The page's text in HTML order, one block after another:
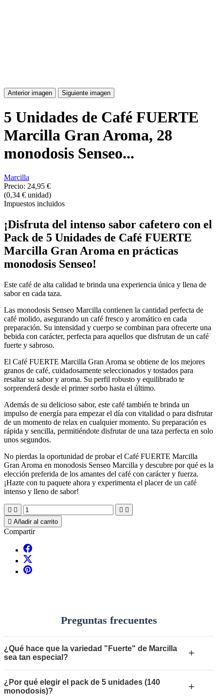
Anterior imagen Siguiente imagen
5 Unidades de Café FUERTE
Marcilla Gran Aroma, 28
monodosis Senseo...
Marcilla
Precio: 24,95 €
(0,34 € unidad)
Impuestos incluidos
¡Disfruta del intenso sabor cafetero con el
Pack de 5 Unidades de Café FUERTE
Marcilla Gran Aroma en prácticas
monodosis Senseo!
Este café de alta calidad te brinda una experiencia única y llena de
sabor en cada taza.
Las monodosis Senseo Marcilla contienen la cantidad perfecta de
café molido, asegurando un café fresco y aromático en cada
preparación. Su intensidad y cuerpo se combinan para ofrecerte una
bebida con carácter, perfecta para aquellos que disfrutan de un café
fuerte y sabroso.
El Café FUERTE Marcilla Gran Aroma se obtiene de los mejores
granos de café, cuidadosamente seleccionados y tostados para
resaltar su sabor y aroma. Su perfil robusto y equilibrado te
sorprenderá desde el primer sorbo hasta el último.
Además de su delicioso sabor, este café también te brinda un
impulso de energía para empezar el día con vitalidad o para disfrutar
de un momento de relax en cualquier momento. Su preparación es
rápida y sencilla, permitiéndote disfrutar de una taza perfecta en solo
unos segundos.
No pierdas la oportunidad de probar el Café FUERTE Marcilla
Gran Aroma en monodosis Senseo Marcilla y descubre por qué es la
elección preferida de los amantes del café con carácter y fuerza.
¡Hazte con tu paquete ahora y experimenta el placer de un café
intenso y lleno de sabor!
   
 Añadir al carrito
Compartir
Preguntas frecuentes
¿Qué hace que la variedad "Fuerte" de Marcilla
sea tan especial?
+
¿Por qué elegir el pack de 5 unidades (140
monodosis)?
+